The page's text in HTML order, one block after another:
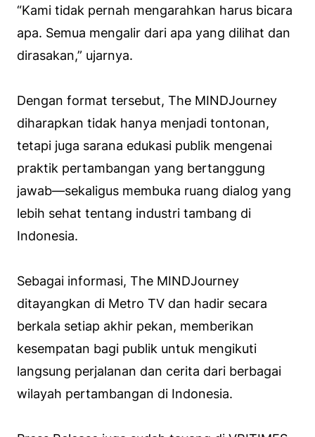
“Kami tidak pernah mengarahkan harus bicara
apa. Semua mengalir dari apa yang dilihat dan
dirasakan,” ujarnya.
Dengan format tersebut, The MINDJourney
diharapkan tidak hanya menjadi tontonan,
tetapi juga sarana edukasi publik mengenai
praktik pertambangan yang bertanggung
jawab—sekaligus membuka ruang dialog yang
lebih sehat tentang industri tambang di
Indonesia.
Sebagai informasi, The MINDJourney
ditayangkan di Metro TV dan hadir secara
berkala setiap akhir pekan, memberikan
kesempatan bagi publik untuk mengikuti
langsung perjalanan dan cerita dari berbagai
wilayah pertambangan di Indonesia.